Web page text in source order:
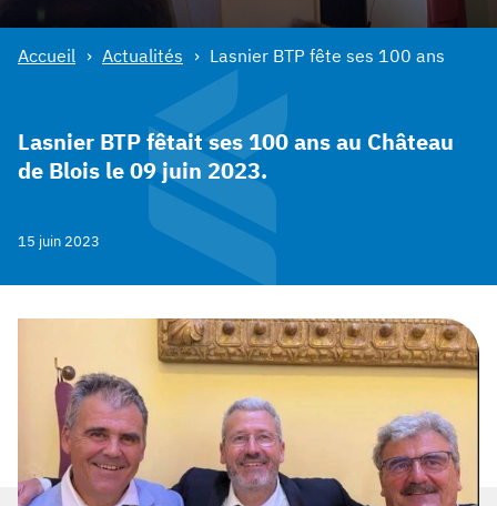
Accueil Actualités Lasnier BTP fête ses 100 ans
Lasnier BTP fêtait ses 100 ans au Château
de Blois le 09 juin 2023.
15 juin 2023